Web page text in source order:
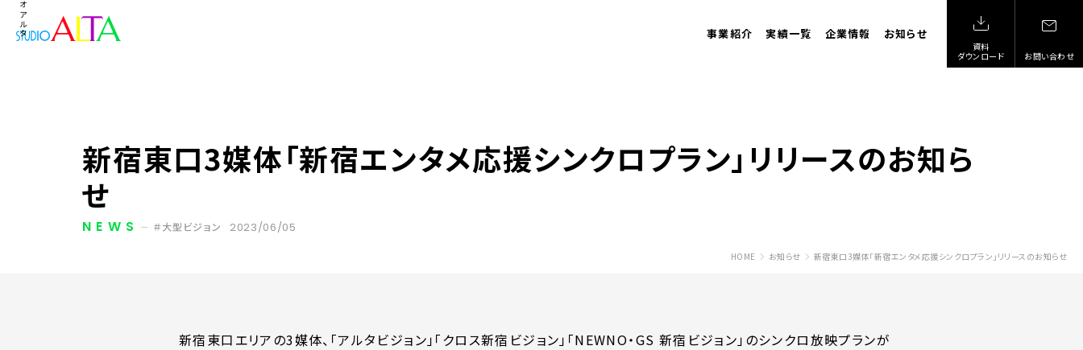
事業紹介 実績一覧 企業情報 お知らせ
資料
ダウンロード
お問い合わせ
新宿東口3媒体「新宿エンタメ応援シンクロプラン」リリースのお知ら
せ
NEWS 大型ビジョン 2023/06/05
HOME お知らせ 新宿東口3媒体「新宿エンタメ応援シンクロプラン」リリースのお知らせ
新宿東口エリアの3媒体、「アルタビジョン」「クロス新宿ビジョン」「NEWNO・GS 新宿ビジョン」のシンクロ放映プランが